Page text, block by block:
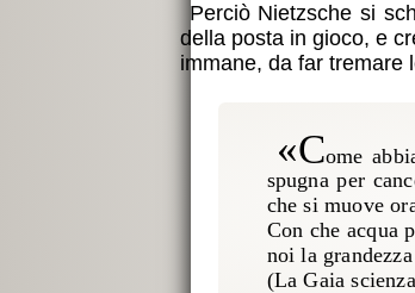
Perciò Nietzsche si
della posta in gioco, e
immane, da far tremare
«Come
spugna per
che si muove
Con che acqua
noi la
(La Gaia